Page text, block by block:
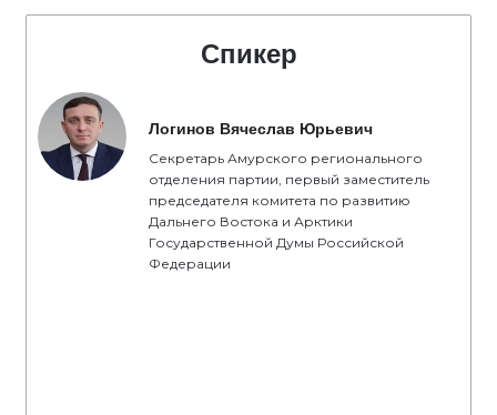
Спикер
Логинов Вячеслав Юрьевич
Секретарь Амурского регионального
отделения партии, первый заместитель
председателя комитета по развитию
Дальнего Востока и Арктики
Государственной Думы Российской
Федерации